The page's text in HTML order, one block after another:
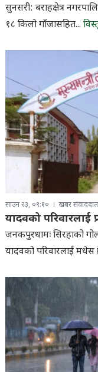
सुनसरी: बराहक्षेत्र
१८ किलो गाँजासहित...
साउन २३, ०९:१० खबर
यादवको परिवारलाई
जनकपुरधामः सिरहाको
यादवको परिवारलाई मधेस